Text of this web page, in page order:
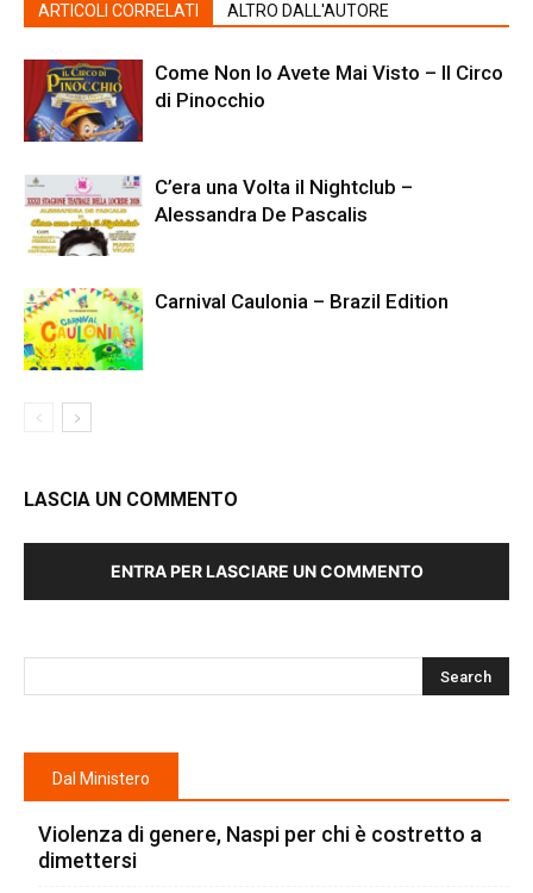
ARTICOLI CORRELATI ALTRO DALL'AUTORE
Come Non lo Avete Mai Visto – Il Circo
di Pinocchio
C’era una Volta il Nightclub –
Alessandra De Pascalis
Carnival Caulonia – Brazil Edition
LASCIA UN COMMENTO
ENTRA PER LASCIARE UN COMMENTO
Dal Ministero
Violenza di genere, Naspi per chi è costretto a
dimettersi